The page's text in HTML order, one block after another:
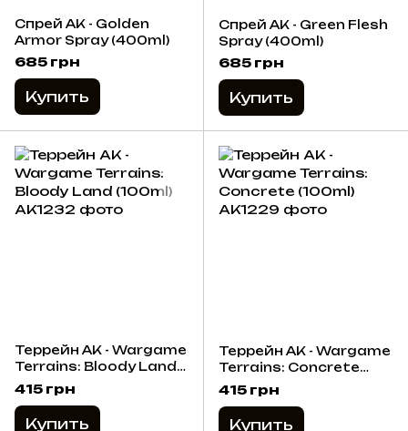
Спрей AK - Golden
Armor Spray (400ml)
685 грн
Купить
Спрей AK - Green Flesh
Spray (400ml)
685 грн
Купить
Террейн AK - Wargame
Terrains: Bloody Land
(100ml)
415 грн
Купить
Террейн AK - Wargame
Terrains: Concrete
(100ml)
415 грн
Купить